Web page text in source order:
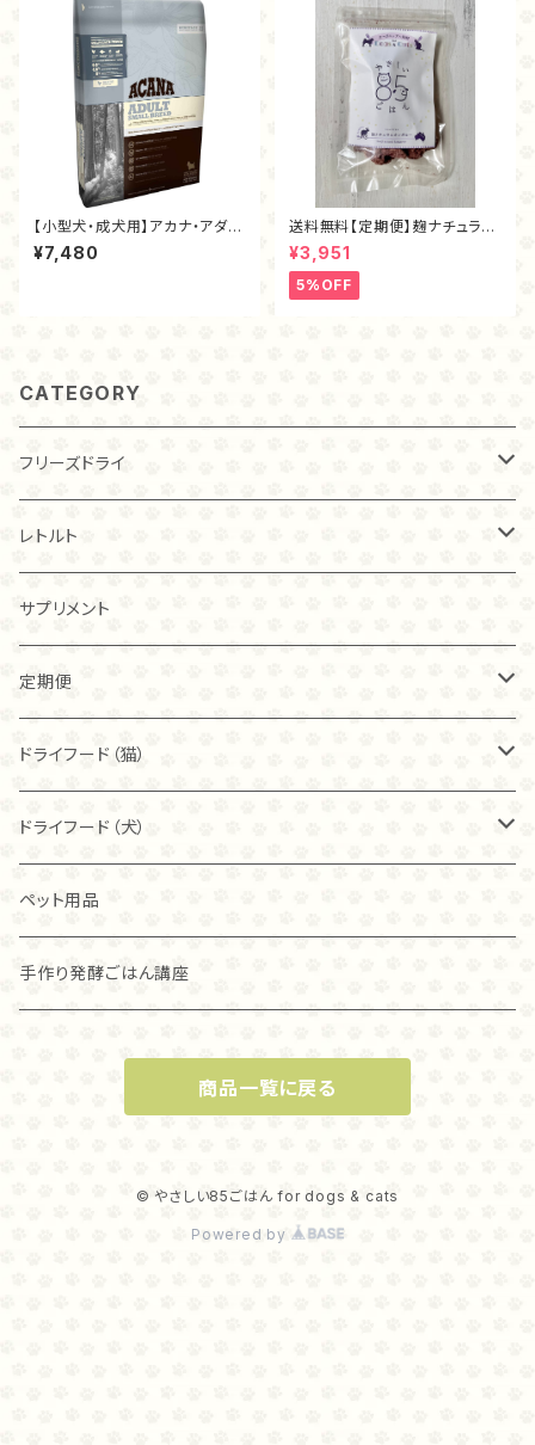
【小型犬・成犬用】アカナ・アダル
トスモールブリード
¥7,480
送料無料【定期便】麹ナチュラル
カンガルー80ｇ
¥3,951
5%OFF
CATEGORY
フリーズドライ
チキン
20ｇ
40ｇ
トライプ（ビーフ）
40ｇ
80ｇ
カンガルー
40ｇ
80ｇ
レトルト
チキン
トライプ（ビーフ）
フィッシュ
カンガルー
サプリメント
定期便
フリーズドライ
麹ナチュラルチキン（80ｇ）
麹ナチュラルチキン（40ｇ）
麹ナチュラルカンガルー（８０ｇ）
麹ナチュラルチキン
麹ナチュラルカンガルー
グラスフェッド麴トライプ
ドライフード（猫）
ブリスミックス
チキン
アレヴァ
ラム
アカナ
ドライフード（犬）
アカナ
アレヴァ
ペット用品
手作り発酵ごはん講座
商品一覧に戻る
© やさしい85ごはん for dogs & cats
Powered by